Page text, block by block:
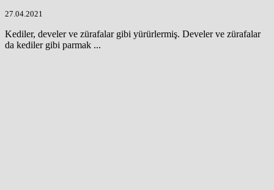
27.04.2021
Kediler, develer ve zürafalar gibi yürürlermiş. Develer ve zürafalar
da kediler gibi parmak ...